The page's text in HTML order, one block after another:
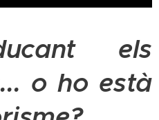
els
o ho està